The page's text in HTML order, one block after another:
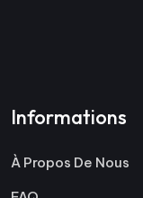
Informations
À Propos De Nous